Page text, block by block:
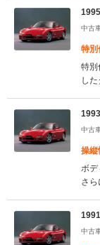
ー
ス
中古
特別
特別
し
備
グ
中古
操縦
ボデ
さ
レ
た
た
中古